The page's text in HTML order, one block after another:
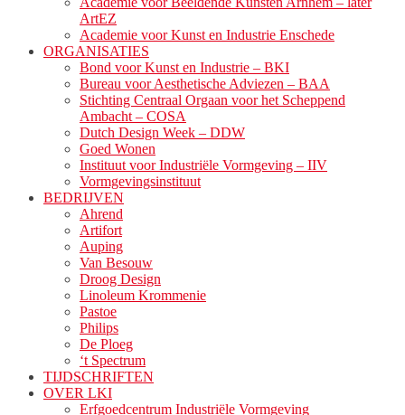
ArtEZ
Academie voor Kunst en Industrie Enschede
ORGANISATIES
Bond voor Kunst en Industrie – BKI
Bureau voor Aesthetische Adviezen – BAA
Stichting Centraal Orgaan voor het Scheppend
Ambacht – COSA
Dutch Design Week – DDW
Goed Wonen
Instituut voor Industriële Vormgeving – IIV
Vormgevingsinstituut
BEDRIJVEN
Ahrend
Artifort
Auping
Van Besouw
Droog Design
Linoleum Krommenie
Pastoe
Philips
De Ploeg
‘t Spectrum
TIJDSCHRIFTEN
OVER LKI
Erfgoedcentrum Industriële Vormgeving